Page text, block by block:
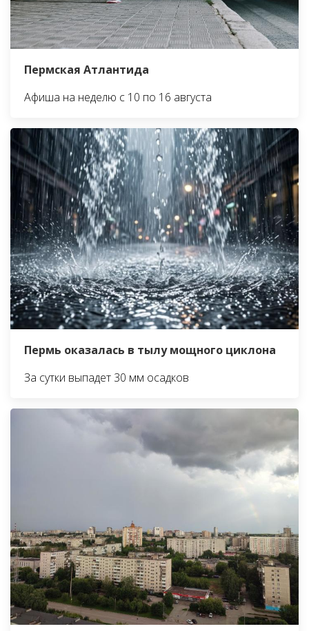
Пермская Атлантида
Афиша на неделю с 10 по 16 августа
Пермь оказалась в тылу мощного циклона
За сутки выпадет 30 мм осадков